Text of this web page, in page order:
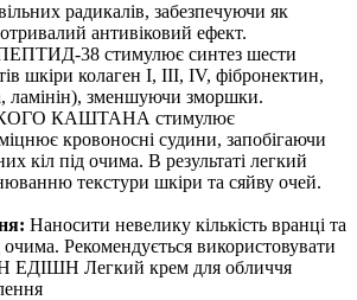
радикалів, забезпечуючи як
антивіковий ефект.
38 стимулює синтез шести
шкіри колаген I, III, IV, фібронектин,
ламінін), зменшуючи зморшки.
КАШТАНА стимулює
кровоносні судини, запобігаючи
кіл під очима. В результаті легкий
текстури шкіри та сяйву очей.
Наносити невелику кількість вранці та
очима. Рекомендується використовувати
ЕДІШН Легкий крем для обличчя